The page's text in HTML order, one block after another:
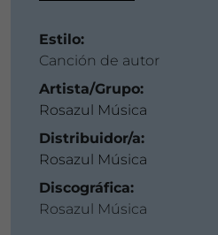
Estilo:
Canción de autor
Artista/Grupo:
Rosazul Música
Distribuidor/a:
Rosazul Música
Discográfica:
Rosazul Música